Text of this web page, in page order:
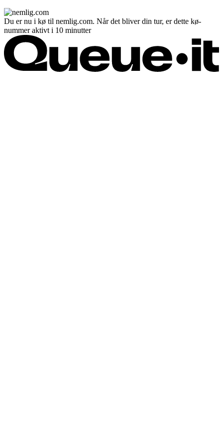
Du er nu i kø til nemlig.com. Når det bliver din tur, er dette kø-
nummer aktivt i 10 minutter